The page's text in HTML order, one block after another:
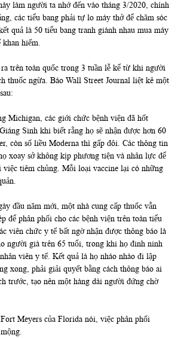
làm người ta nhớ đến vào tháng 3/2020, chính
các tiểu bang phải tự lo máy thở để chăm sóc
quả là 50 tiểu bang tranh giành nhau mua máy
khan hiếm.
trên toàn quốc trong 3 tuần lễ kể từ khi người
thuốc ngừa. Báo Wall Street Journal liệt kê một
Michigan, các giới chức bệnh viện đã hốt
Sinh khi biết rằng họ sẽ nhận được hơn 60
còn số liều Moderna thì gấp đôi. Các thông tin
xoay sở không kịp phương tiện và nhân lực để
việc tiêm chủng. Mỗi loại vaccine lại có những
đầu năm mới, một nhà cung cấp thuốc vẫn
để phân phối cho các bệnh viện trên toàn tiểu
viên chức y tế bất ngờ nhận được thông báo là
người già trên 65 tuổi, trong khi họ đinh ninh
viên y tế. Kết quả là họ nháo nhào đi lập
xong, phải giải quyết bằng cách thông báo ai
trước, tạo nên một hàng dài người đứng chờ
Meyers của Florida nói, việc phân phối